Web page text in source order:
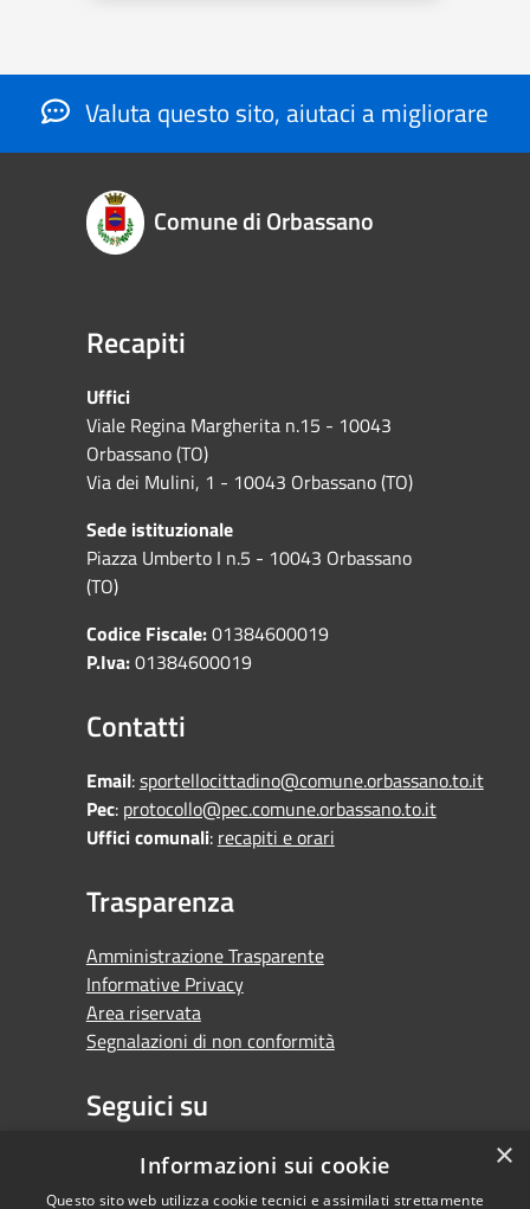
Valuta questo sito, aiutaci a migliorare
Comune di Orbassano
Recapiti
Uffici
Viale Regina Margherita n.15 - 10043
Orbassano (TO)
Via dei Mulini, 1 - 10043 Orbassano (TO)
Sede istituzionale
Piazza Umberto I n.5 - 10043 Orbassano
(TO)
Codice Fiscale:01384600019
P.Iva:01384600019
Contatti
Email:sportellocittadino@comune.orbassano.to.it
Pec: protocollo@pec.comune.orbassano.to.it
Uffici comunali: recapiti e orari
Trasparenza
Amministrazione Trasparente
Informative Privacy
Area riservata
Segnalazioni di non conformità
Seguici su
FacebookYoutubeWhatsapp ×
Informazioni sui cookie
Questo sito web utilizza cookie tecnici e assimilati strettamente